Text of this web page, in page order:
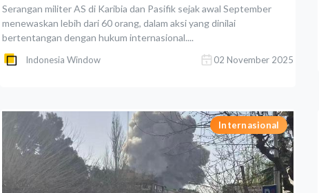
Serangan militer AS di Karibia dan Pasifik sejak awal September
menewaskan lebih dari 60 orang, dalam aksi yang dinilai
bertentangan dengan hukum internasional....
Indonesia Window 02 November 2025
Internasional